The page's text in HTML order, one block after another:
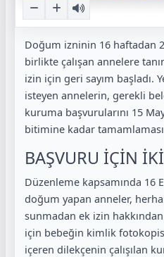
Doğum izninin 16 haftadan
birlikte çalışan annelere
izin için geri sayım başladı.
isteyen annelerin, gerekli
kuruma başvurularını 15
bitimine kadar
BAŞVURU İÇİN
Düzenleme kapsamında 16
doğum yapan anneler,
sunmadan ek izin
için bebeğin kimlik
içeren dilekçenin çalışılan